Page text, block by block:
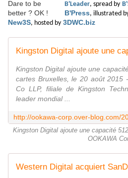
B'Leader, spread by
B'Press, illustrated
New3S, hosted by 3DWC.biz
Kingston Digital ajoute une
cartes Bruxelles, le 20 août 2015
Co LLP, filiale de Kingston
leader mondial ...
Kingston Digital ajoute une capacité
OOKAWA